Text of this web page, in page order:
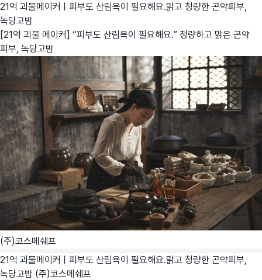
21억 괴물메이커ㅣ피부도 산림욕이 필요해요.맑고 청량한 곤약피부,
녹당고밤
[21억 괴물 메이커] “피부도 산림욕이 필요해요.” 청량하고 맑은 곤약
피부, 녹당고밤
(주)코스메쉐프
21억 괴물메이커ㅣ피부도 산림욕이 필요해요.맑고 청량한 곤약피부,
녹당고밤 (주)코스메쉐프